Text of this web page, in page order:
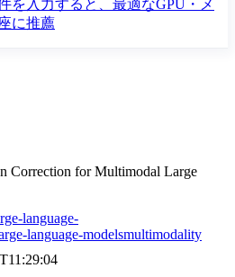
を入力すると、最適なGPU・メ
に推薦
Correction for Multimodal Large
language-
language-modelsmultimodality